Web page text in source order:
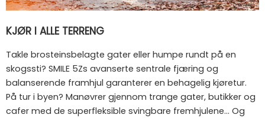
KJØR I ALLE TERRENG
Takle brosteinsbelagte gater eller humpe rundt på en
skogssti? SMILE 5Zs avanserte sentrale fjæring og
balanserende framhjul garanterer en behagelig kjøretur.
På tur i byen? Manøvrer gjennom trange gater, butikker og
cafer med de superfleksible svingbare fremhjulene... Og